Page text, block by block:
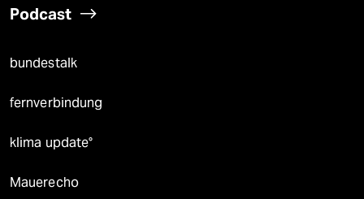
Podcast
bundestalk
fernverbindung
klima update°
Mauerecho